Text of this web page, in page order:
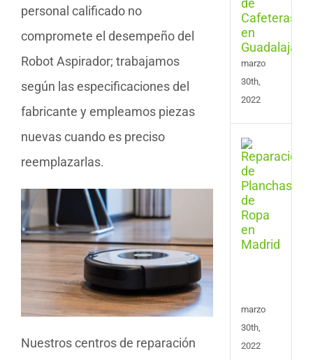
personal calificado no
compromete el desempeño del
Robot Aspirador; trabajamos
según las especificaciones del
fabricante y empleamos piezas
nuevas cuando es preciso
reemplazarlas.
Nuestros centros de reparación
en
marzo
30th,
2022
de
de
marzo
30th,
2022